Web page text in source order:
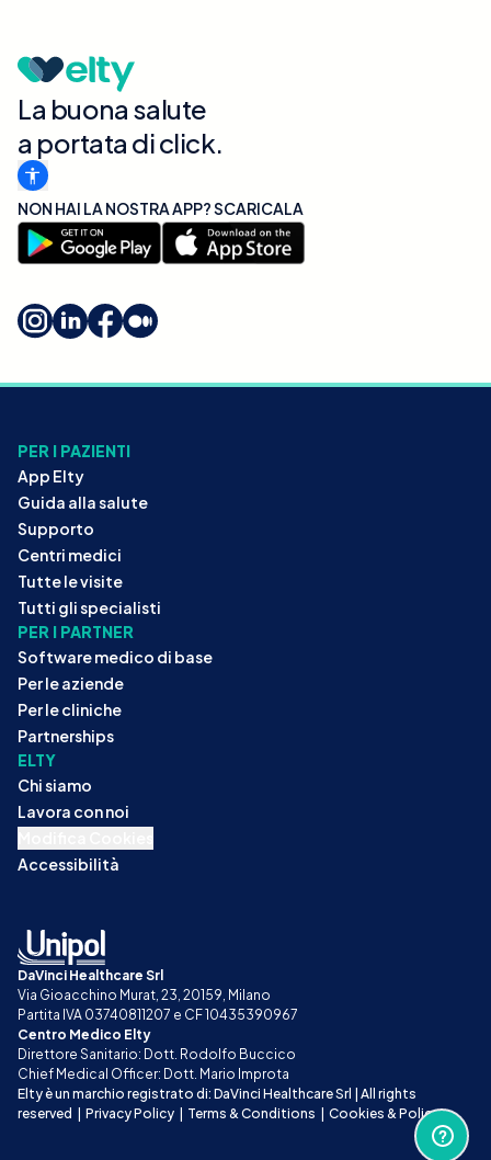
La buona salute
a portata di click.
NON HAI LA NOSTRA APP? SCARICALA
PER I PAZIENTI
App Elty
Guida alla salute
Supporto
Centri medici
Tutte le visite
Tutti gli specialisti
PER I PARTNER
Software medico di base
Per le aziende
Per le cliniche
Partnerships
ELTY
Chi siamo
Lavora con noi
Accessibilità
DaVinci Healthcare Srl
Via Gioacchino Murat, 23, 20159, Milano
Partita IVA 03740811207 e CF 10435390967
Centro Medico Elty
Direttore Sanitario: Dott. Rodolfo Buccico
Chief Medical Officer: Dott. Mario Improta
Elty è un marchio registrato di: DaVinci Healthcare Srl | All rights
reserved | Privacy Policy | Terms & Conditions | Cookies & Policy